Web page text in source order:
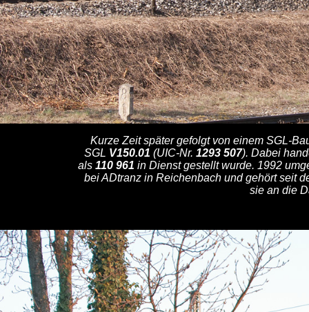
Kurze Zeit später gefolgt von einem SGL-
SGL V150.01 (UIC-Nr. 1293 507). Dabei
als 110 961 in Dienst gestellt wurde. 1992
bei ADtranz in Reichenbach und gehört seit
sie an die